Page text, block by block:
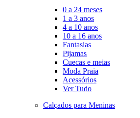
0 a 24 meses
1 a 3 anos
4 a 10 anos
10 a 16 anos
Fantasias
Pijamas
Cuecas e meias
Moda Praia
Acessórios
Ver Tudo
Calçados para Meninas